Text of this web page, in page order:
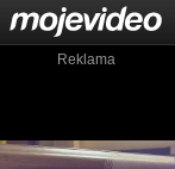
Reklama